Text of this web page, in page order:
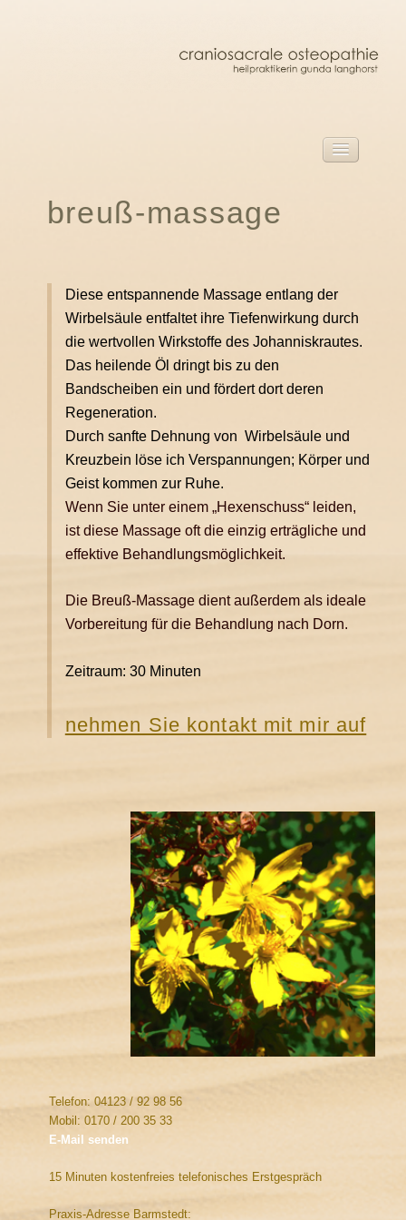
Herzlich willkommen!
craniosacrale osteopathie
die behandlung
behandlung für erwachsene
behandlung für kinder
baby-cranio
heilmassagen
breuß-massage
Fruchtbarkeitsmassage (Kinderwunschbehandlung)
kontakt
impressum
breuß-massage
Diese entspannende Massage entlang der
Wirbelsäule entfaltet ihre Tiefenwirkung durch
die wertvollen Wirkstoffe des Johanniskrautes.
Das heilende Öl dringt bis zu den
Bandscheiben ein und fördert dort deren
Regeneration.
Durch sanfte Dehnung von Wirbelsäule und
Kreuzbein löse ich Verspannungen; Körper und
Geist kommen zur Ruhe.
Wenn Sie unter einem „Hexenschuss“ leiden,
ist diese Massage oft die einzig erträgliche und
effektive Behandlungsmöglichkeit.
Die Breuß-Massage dient außerdem als ideale
Vorbereitung für die Behandlung nach Dorn.
Zeitraum: 30 Minuten
nehmen Sie kontakt mit mir auf
Telefon: 04123 / 92 98 56
Mobil: 0170 / 200 35 33
E-Mail senden
15 Minuten kostenfreies telefonisches Erstgespräch
Praxis-Adresse Barmstedt: